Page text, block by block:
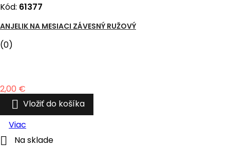
Kód: 61377
ANJELIK NA MESIACI ZÁVESNÝ RUŽOVÝ
(0)
Cena
2,00 €
 Vložiť do košíka
Viac
 Na sklade